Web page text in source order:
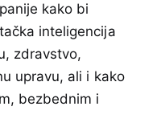
kako bi
inteligencija
zdravstvo,
upravu, ali i kako
bezbednim i